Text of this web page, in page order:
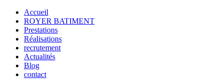
Accueil
ROYER BATIMENT
Prestations
Réalisations
recrutement
Actualités
Blog
contact